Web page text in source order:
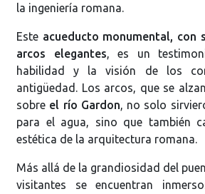
la ingeniería romana.
Este acueducto monumental, con
arcos elegantes, es un
habilidad y la visión de los
antigüedad. Los arcos, que se
sobre el río Gardon, no solo
para el agua, sino que también
estética de la arquitectura romana.
Más allá de la grandiosidad del
visitantes se encuentran